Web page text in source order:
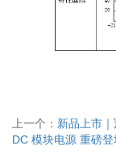
上一个： 新品上市
DC 模块电源 重磅登